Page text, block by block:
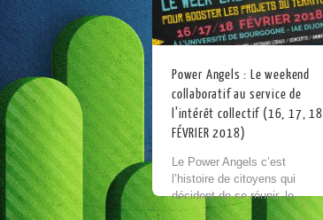
Power Angels : Le weekend
collaboratif au service de
l’intérêt collectif (16, 17, 18
FÉVRIER 2018)
Le Power Angels c’est
l’histoire de citoyens qui
décident de se réunir, le
temps d’un weekend, pour